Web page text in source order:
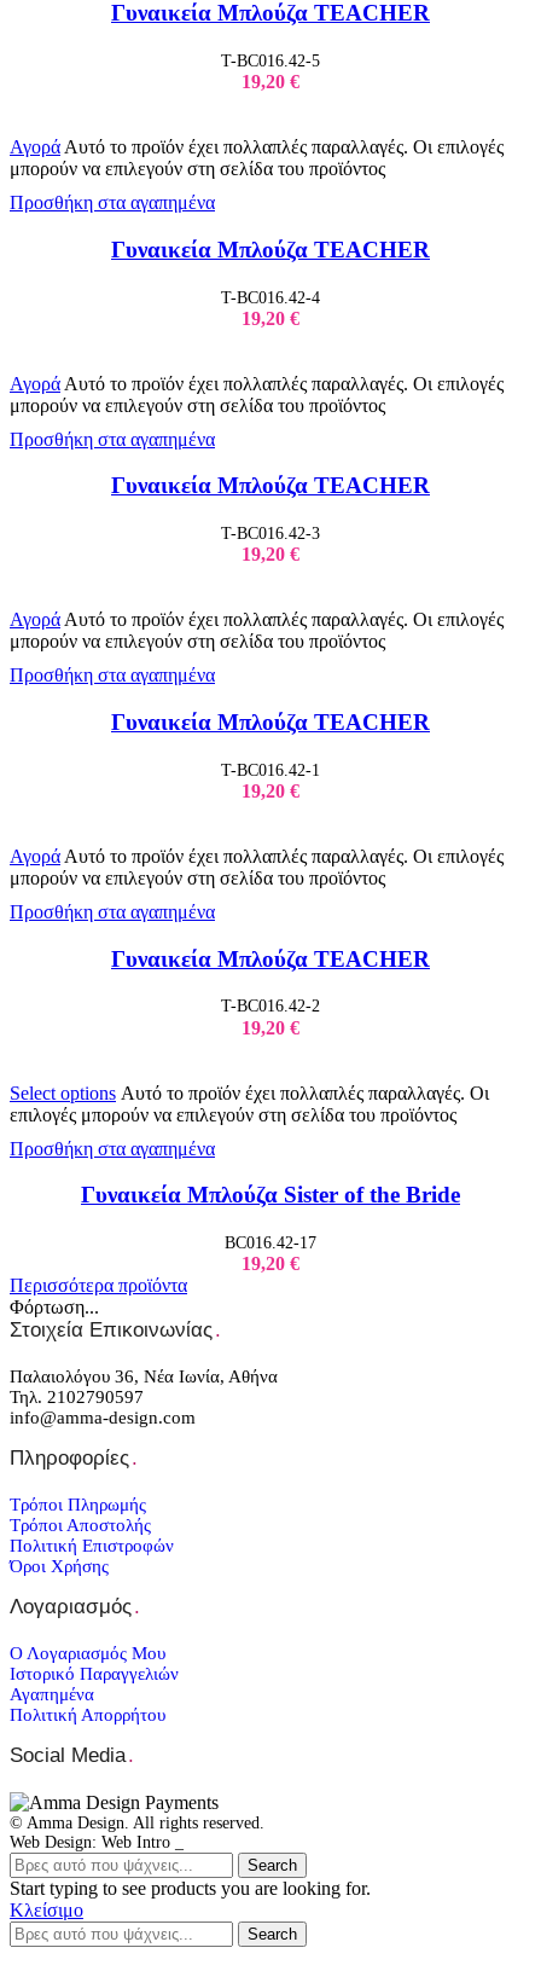
Γυναικεία Μπλούζα TEACHER
T-BC016.42-5
19,20 €
Αγορά Αυτό το προϊόν έχει πολλαπλές παραλλαγές. Οι επιλογές
μπορούν να επιλεγούν στη σελίδα του προϊόντος
Προσθήκη στα αγαπημένα
Γυναικεία Μπλούζα TEACHER
T-BC016.42-4
19,20 €
Αγορά Αυτό το προϊόν έχει πολλαπλές παραλλαγές. Οι επιλογές
μπορούν να επιλεγούν στη σελίδα του προϊόντος
Προσθήκη στα αγαπημένα
Γυναικεία Μπλούζα TEACHER
T-BC016.42-3
19,20 €
Αγορά Αυτό το προϊόν έχει πολλαπλές παραλλαγές. Οι επιλογές
μπορούν να επιλεγούν στη σελίδα του προϊόντος
Προσθήκη στα αγαπημένα
Γυναικεία Μπλούζα TEACHER
T-BC016.42-1
19,20 €
Αγορά Αυτό το προϊόν έχει πολλαπλές παραλλαγές. Οι επιλογές
μπορούν να επιλεγούν στη σελίδα του προϊόντος
Προσθήκη στα αγαπημένα
Γυναικεία Μπλούζα TEACHER
T-BC016.42-2
19,20 €
Select options Αυτό το προϊόν έχει πολλαπλές παραλλαγές. Οι
επιλογές μπορούν να επιλεγούν στη σελίδα του προϊόντος
Προσθήκη στα αγαπημένα
Γυναικεία Μπλούζα Sister of the Bride
BC016.42-17
19,20 €
Περισσότερα προϊόντα
Φόρτωση...
Στοιχεία Επικοινωνίας.
Παλαιολόγου 36, Νέα Ιωνία, Αθήνα
Τηλ. 2102790597
info@amma-design.com
Πληροφορίες.
Τρόποι Πληρωμής
Τρόποι Αποστολής
Πολιτική Επιστροφών
Όροι Χρήσης
Λογαριασμός.
Ο Λογαριασμός Μου
Ιστορικό Παραγγελιών
Αγαπημένα
Πολιτική Απορρήτου
Social Media.
© Amma Design. All rights reserved.
Web Design: Web Intro _
Search
Start typing to see products you are looking for.
Κλείσιμο
Search